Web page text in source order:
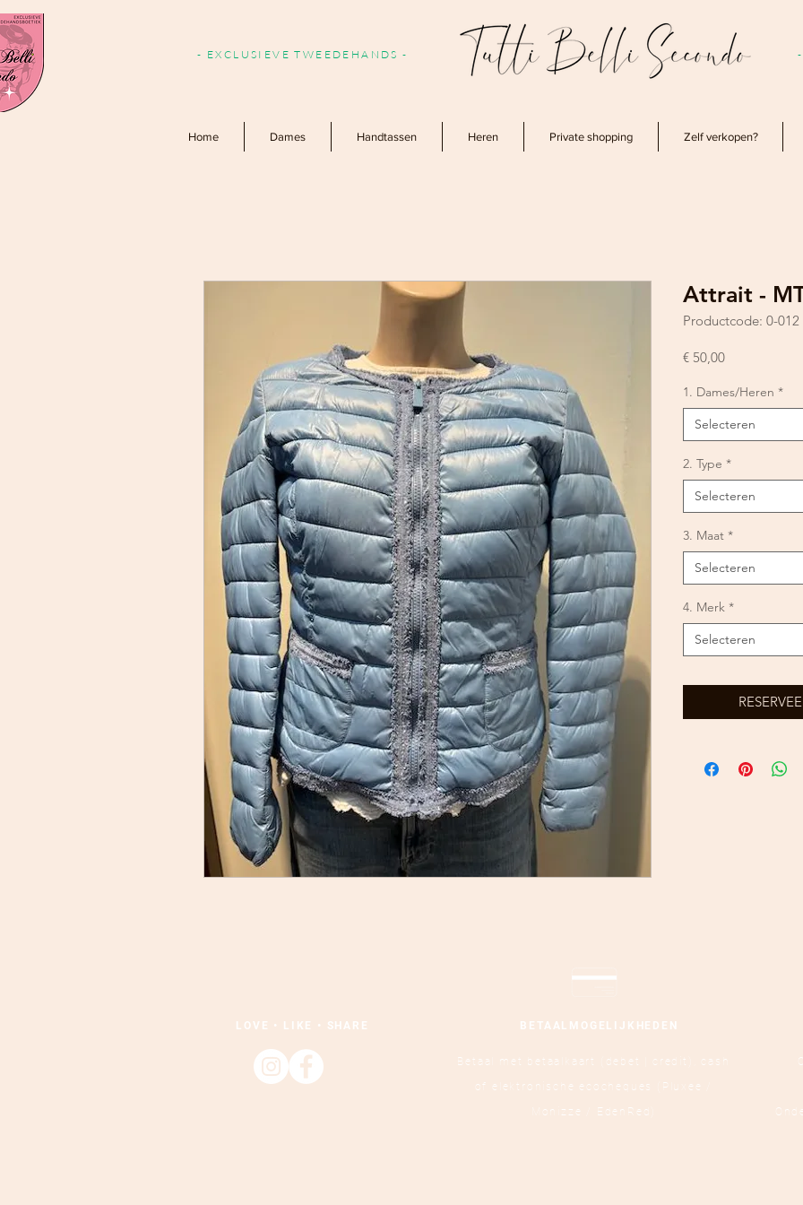
- EXCLUSIEVE TWEEDEHANDS -
Home Dames Handtassen Heren Private shopping Zelf verkopen?
Attrait -
Productcode: 0-012
€ 50,00Prijs
1. Dames/Heren *
Selecteren
2. Type *
Selecteren
3. Maat *
Selecteren
4. Merk *
Selecteren
LOVE • LIKE • SHARE BETAALMOGELIJKHEDEN
Betaal met betaalkaart (debet | credit),
cash
of elektronische ecocheques (Pluxee /
Monizze / EdenRed)